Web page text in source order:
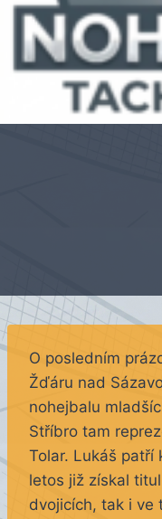
O posledním
Žďáru nad
nohejbalu
Stříbro tam
Tolar. Lukáš patří
letos již získal
dvojicích, tak i ve